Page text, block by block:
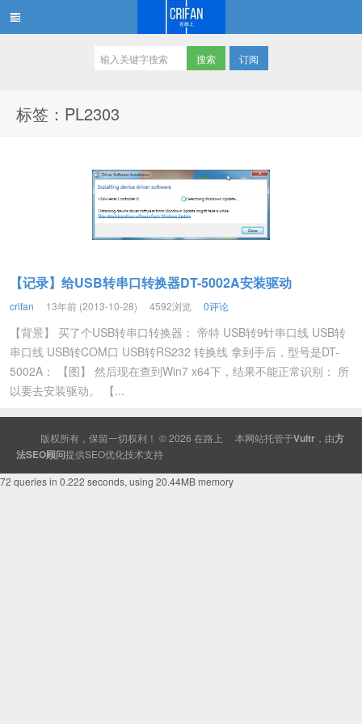
订阅
标签：PL2303
【记录】给USB转串口转换器DT-5002A安装驱动
crifan 13年前 (2013-10-28) 4592浏览 0评论
【背景】 买了个USB转串口转换器： 帝特 USB转9针串口线 USB转
串口线 USB转COM口 USB转RS232 转换线 拿到手后，型号是DT-
5002A： 【图】 然后现在查到Win7 x64下，结果不能正常识别： 所
以要去安装驱动。 【...
版权所有，保留一切权利！ © 2026 在路上 本网站托管于Vultr ，由方
法SEO顾问提供SEO优化技术支持
72 queries in 0.222 seconds, using 20.44MB memory